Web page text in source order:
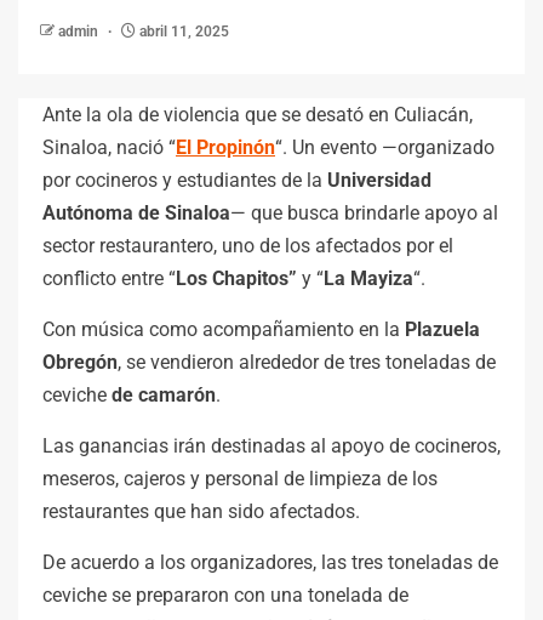
admin abril 11, 2025
Ante la ola de violencia que se desató en Culiacán,
Sinaloa, nació “El Propinón“. Un evento —organizado
por cocineros y estudiantes de la Universidad
Autónoma de Sinaloa— que busca brindarle apoyo al
sector restaurantero, uno de los afectados por el
conflicto entre “Los Chapitos” y “La Mayiza“.
Con música como acompañamiento en la Plazuela
Obregón, se vendieron alrededor de tres toneladas de
ceviche de camarón.
Las ganancias irán destinadas al apoyo de cocineros,
meseros, cajeros y personal de limpieza de los
restaurantes que han sido afectados.
De acuerdo a los organizadores, las tres toneladas de
ceviche se prepararon con una tonelada de